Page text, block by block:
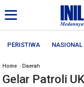
PERISTIWA NASIONAL
Home » Daerah
Gelar Patroli